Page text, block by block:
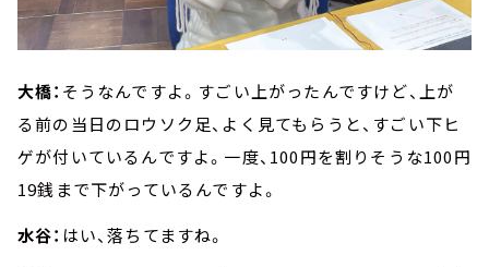
大橋： そうなんですよ。すごい上がったんですけど、上が
る前の当日のロウソク足、よく見てもらうと、すごい下ヒ
ゲが付いているんですよ。一度、100円を割りそうな100円
19銭まで下がっているんですよ。
水谷： はい、落ちてますね。